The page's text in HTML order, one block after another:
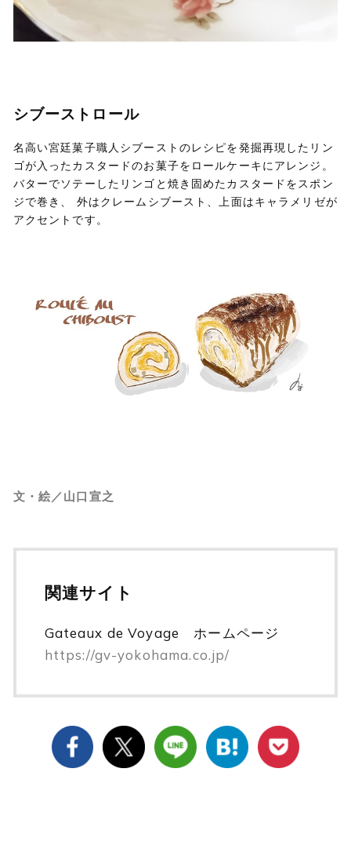
シブーストロール
名高い宮廷菓子職人シブーストのレシピを発掘再現したリン
ゴが入ったカスタードのお菓子をロールケーキにアレンジ。
バターでソテーしたリンゴと焼き固めたカスタードをスポン
ジで巻き、 外はクレームシブースト、上面はキャラメリゼが
アクセントです。
文・絵／山口宣之
関連サイト
Gateaux de Voyage ホームページ
https://gv-yokohama.co.jp/